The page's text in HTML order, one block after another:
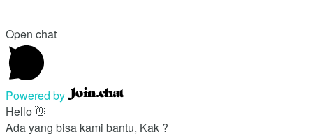
Open chat
Powered by
Hello 👋
Ada yang bisa kami bantu, Kak ?